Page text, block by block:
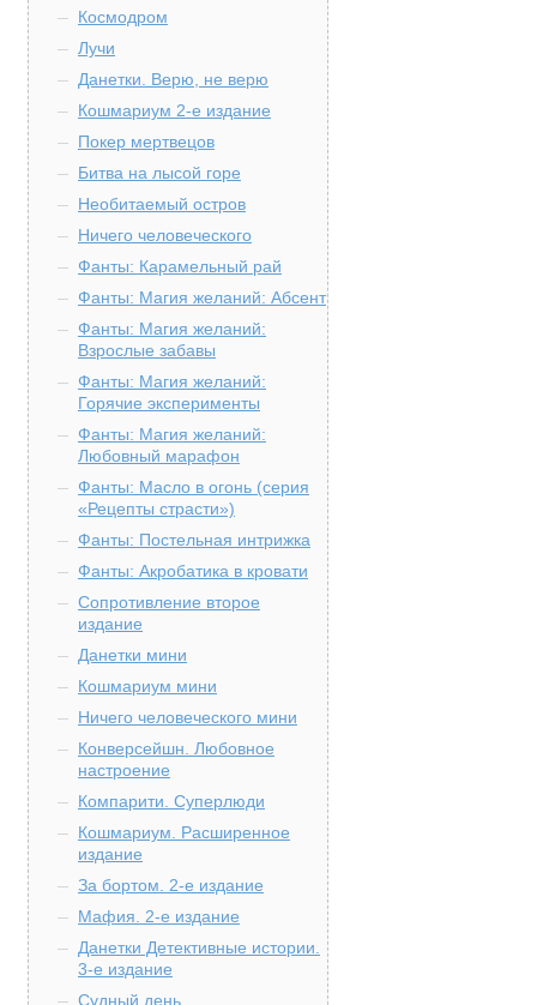
Космодром
Лучи
Данетки. Верю, не верю
Кошмариум 2-е издание
Покер мертвецов
Битва на лысой горе
Необитаемый остров
Ничего человеческого
Фанты: Карамельный рай
Фанты: Магия желаний: Абсент
Фанты: Магия желаний:
Взрослые забавы
Фанты: Магия желаний:
Горячие эксперименты
Фанты: Магия желаний:
Любовный марафон
Фанты: Масло в огонь (серия
«Рецепты страсти»)
Фанты: Постельная интрижка
Фанты: Акробатика в кровати
Сопротивление второе
издание
Данетки мини
Кошмариум мини
Ничего человеческого мини
Конверсейшн. Любовное
настроение
Компарити. Суперлюди
Кошмариум. Расширенное
издание
За бортом. 2-е издание
Мафия. 2-е издание
Данетки Детективные истории.
3-е издание
Судный день